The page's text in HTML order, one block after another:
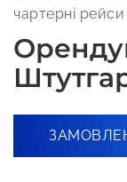
чартерні